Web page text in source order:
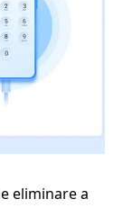
eliminare a